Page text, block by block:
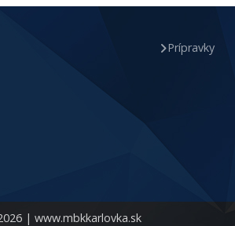
| www.mbkkarlovka.sk
Prípravky